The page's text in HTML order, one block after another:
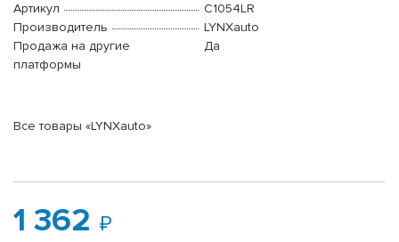
Артикул
C1054LR
Производитель
LYNXauto
Продажа на другие
платформы
Да
Все товары «LYNXauto»
1 362